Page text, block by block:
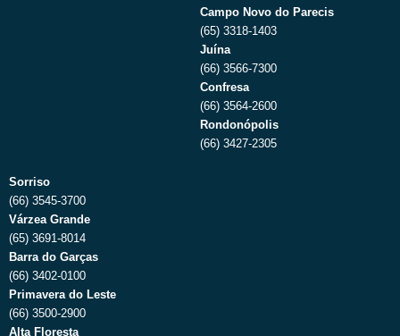
Campo Novo do Parecis
(65) 3318-1403
Juína
(66) 3566-7300
Confresa
(66) 3564-2600
Rondonópolis
(66) 3427-2305
Sorriso
(66) 3545-3700
Várzea Grande
(65) 3691-8014
Barra do Garças
(66) 3402-0100
Primavera do Leste
(66) 3500-2900
Alta Floresta